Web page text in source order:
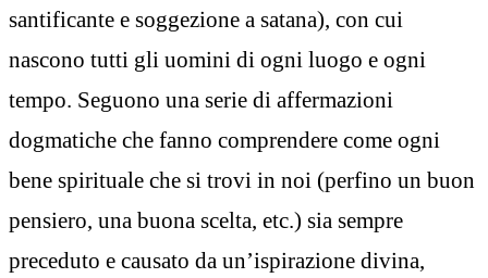
santificante e soggezione a satana), con cui
nascono tutti gli uomini di ogni luogo e ogni
tempo. Seguono una serie di affermazioni
dogmatiche che fanno comprendere come ogni
bene spirituale che si trovi in noi (perfino un buon
pensiero, una buona scelta, etc.) sia sempre
preceduto e causato da un’ispirazione divina,